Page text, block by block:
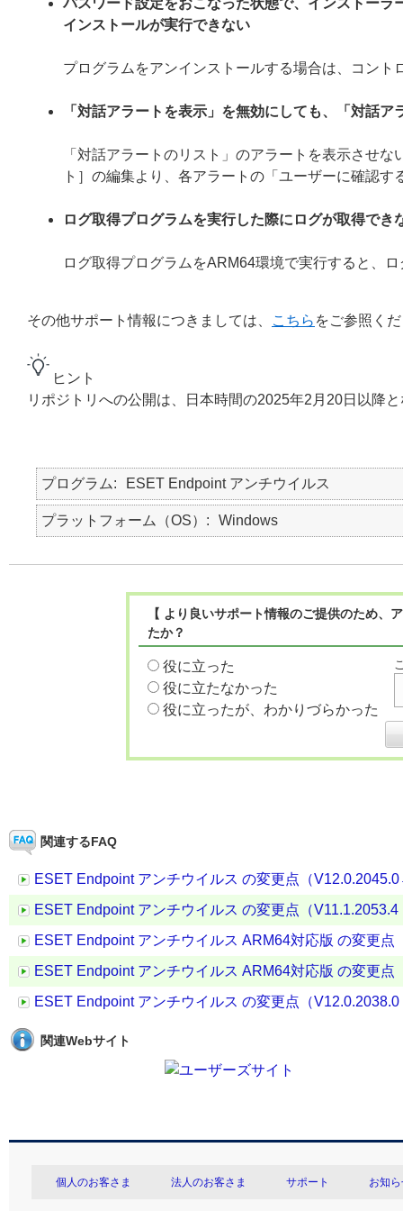
パスワード設定をおこなった状態で、インストー
インストールが実行できない
プログラムをアンインストールする場合は、コン
「対話アラートを表示」を無効にしても、「対話
「対話アラートのリスト」のアラートを表示させ
ト］の編集より、各アラートの「ユーザーに確認
ログ取得プログラムを実行した際にログが取得でき
ログ取得プログラムをARM64環境で実行すると、
その他サポート情報につきましては、 こちら をご参照く
ヒント
リポジトリへの公開は、日本時間の2025年2月20日以降
プログラム ESET Endpoint アンチウイルス
プラットフォーム（OS） Windows
【 より良いサポート情報のご提供のため
たか？
役に立った
役に立たなかった
役に立ったが、わかりづらかった
関連するFAQ
ESET Endpoint アンチウイルス の変更点（
ESET Endpoint アンチウイルス の変更点（
ESET Endpoint アンチウイルス ARM64対応版 の変更
ESET Endpoint アンチウイルス ARM64対応版 の変更
ESET Endpoint アンチウイルス の変更点（
関連Webサイト
個人のお客さま 法人のお客さま サポート お知